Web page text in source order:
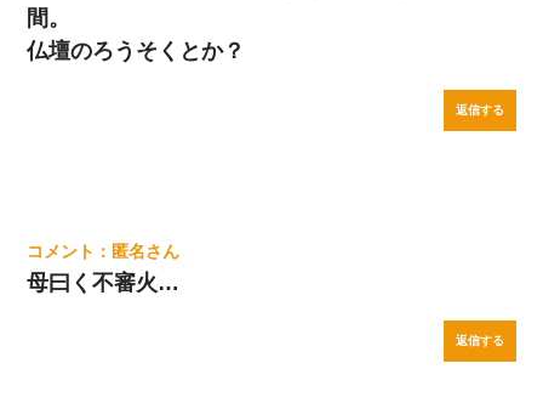
間。
仏壇のろうそくとか？
返信する
匿名
母曰く不審火…
返信する